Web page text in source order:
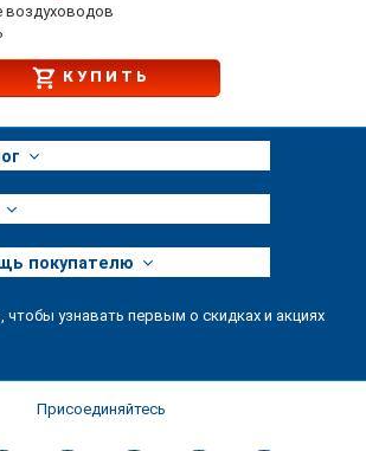
воздуховодов
КУПИТЬ
покупателю
чтобы узнавать первым о скидках и акциях
Присоединяйтесь